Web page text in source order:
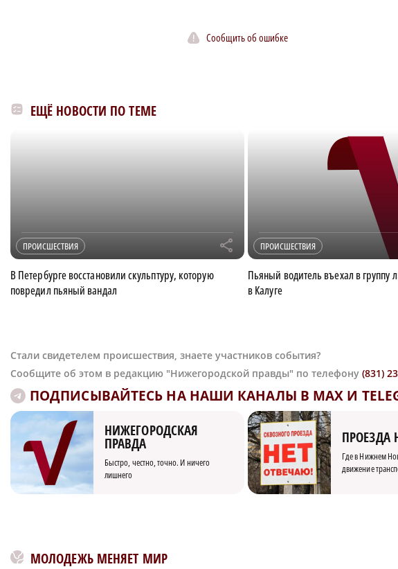
Сообщить об ошибке
ЕЩЁ НОВОСТИ ПО ТЕМЕ
ПРОИСШЕСТВИЯ r
В Петербурге восстановили скульптуру, которую
повредил пьяный вандал
ПРОИСШЕСТВИЯ
Пьяный водитель въехал в группу
в Калуге
Стали свидетелем происшествия, знаете участников события?
Сообщите об этом в редакцию "Нижегородской правды" по телефону (831)
ПОДПИСЫВАЙТЕСЬ НА НАШИ КАНАЛЫ В MAX И
НИЖЕГОРОДСКАЯ
ПРАВДА
Быстро, честно, точно. И ничего
лишнего
ПРОЕЗДА
Где в Нижнем
движение
МОЛОДЕЖЬ МЕНЯЕТ МИР